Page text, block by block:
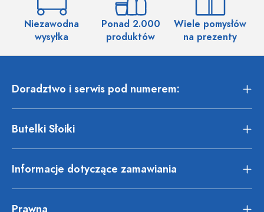
Niezawodna
wysyłka
Ponad 2.000
produktów
Wiele pomysłów
na prezenty
Doradztwo i serwis pod numerem:
Butelki Słoiki
Informacje dotyczące zamawiania
Prawna